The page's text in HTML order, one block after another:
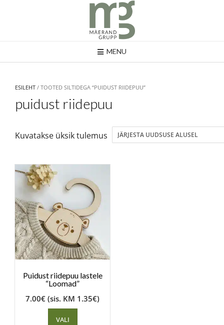
MENU
ESILEHT / TOOTED SILTIDEGA “PUIDUST RIIDEPUU”
puidust riidepuu
Kuvatakse üksik tulemus
Puidust riidepuu lastele
“Loomad”
7.00€ (sis. KM 1.35€)
VALI